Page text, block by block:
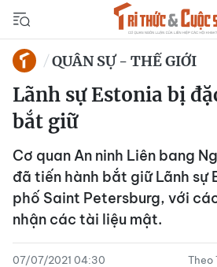
QUÂN SỰ - THẾ GIỚI
Lãnh sự Estonia bị
bắt giữ
Cơ quan An ninh Liên bang
đã tiến hành bắt giữ Lãnh sự
phố Saint Petersburg, với
nhận các tài liệu mật.
07/07/2021 04:30 Theo